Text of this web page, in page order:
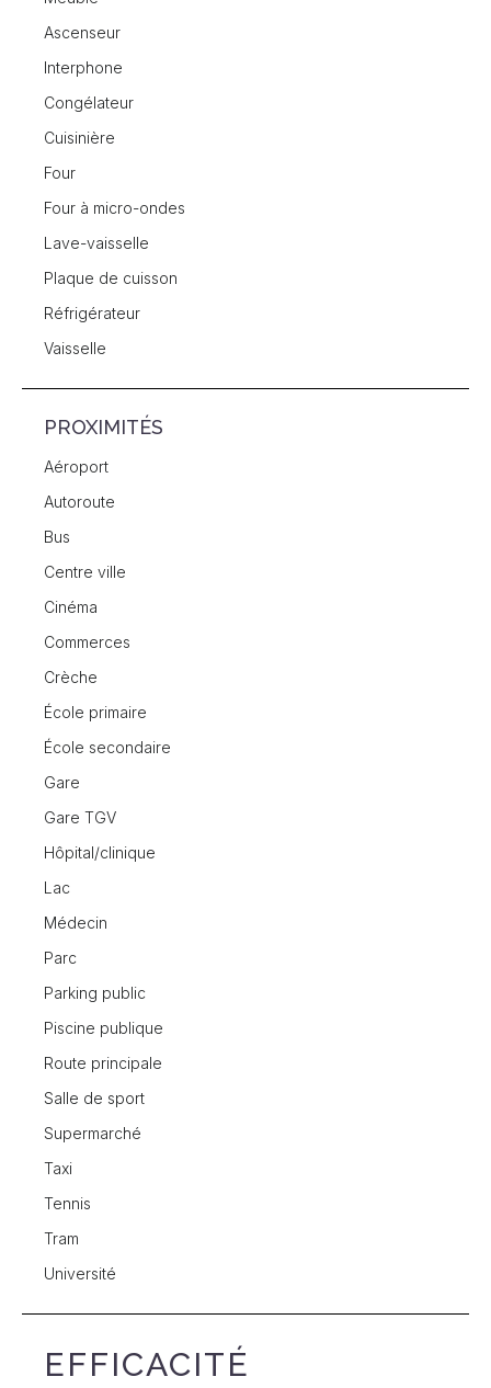
Ascenseur
Interphone
Congélateur
Cuisinière
Four
Four à micro-ondes
Lave-vaisselle
Plaque de cuisson
Réfrigérateur
Vaisselle
PROXIMITÉS
Aéroport
Autoroute
Bus
Centre ville
Cinéma
Commerces
Crèche
École primaire
École secondaire
Gare
Gare TGV
Hôpital/clinique
Lac
Médecin
Parc
Parking public
Piscine publique
Route principale
Salle de sport
Supermarché
Taxi
Tennis
Tram
Université
EFFICACITÉ